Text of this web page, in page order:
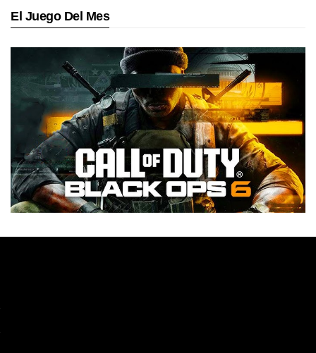
El Juego Del Mes